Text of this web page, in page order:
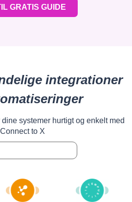
GRATIS GUIDE
integrationer
dine systemer hurtigt og enkelt med
Connect to X